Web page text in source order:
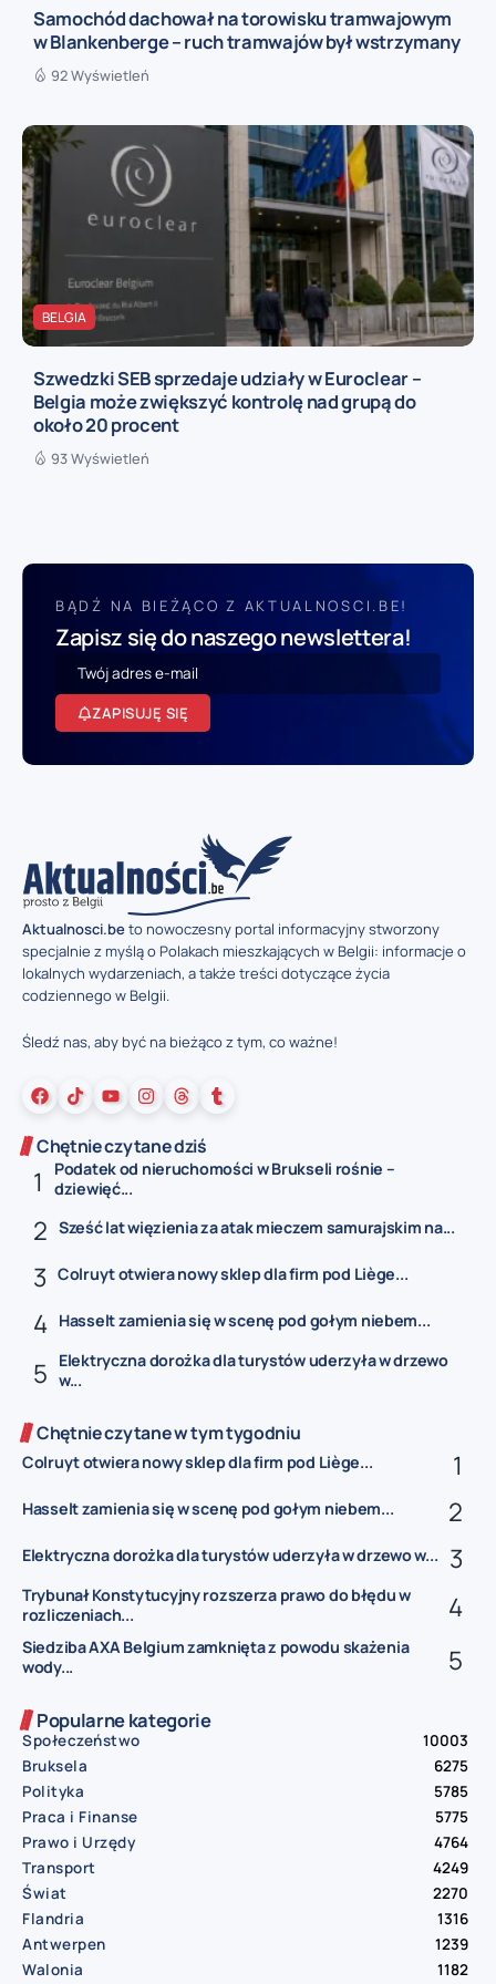
Samochód dachował na torowisku tramwajowym
w Blankenberge – ruch tramwajów był wstrzymany
92 Wyświetleń
BELGIA
Szwedzki SEB sprzedaje udziały w Euroclear –
Belgia może zwiększyć kontrolę nad grupą do
około 20 procent
93 Wyświetleń
BĄDŹ NA BIEŻĄCO Z AKTUALNOSCI.BE!
Zapisz się do naszego newslettera!
ZAPISUJĘ SIĘ
Aktualnosci.beto nowoczesny portal informacyjny stworzony
specjalnie z myślą o Polakach mieszkających w Belgii: informacje o
lokalnych wydarzeniach, a także treści dotyczące życia
codziennego w Belgii.
Śledź nas, aby być na bieżąco z tym, co ważne!
Chętnie czytane dziś
Podatek od nieruchomości w Brukseli rośnie –
dziewięć...
Sześć lat więzienia za atak mieczem samurajskim na...
Colruyt otwiera nowy sklep dla firm pod Liège...
Hasselt zamienia się w scenę pod gołym niebem...
Elektryczna dorożka dla turystów uderzyła w drzewo
w...
Chętnie czytane w tym tygodniu
Colruyt otwiera nowy sklep dla firm pod Liège...
Hasselt zamienia się w scenę pod gołym niebem...
Elektryczna dorożka dla turystów uderzyła w drzewo w...
Trybunał Konstytucyjny rozszerza prawo do błędu w
rozliczeniach...
Siedziba AXA Belgium zamknięta z powodu skażenia
wody...
Popularne kategorie
Społeczeństwo
10003
Bruksela
6275
Polityka
5785
Praca i Finanse
5775
Prawo i Urzędy
4764
Transport
4249
Świat
2270
Flandria
1316
Antwerpen
1239
Walonia
1182